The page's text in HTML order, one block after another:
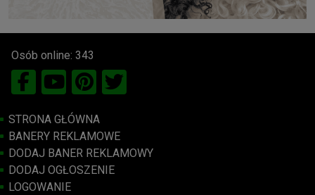
Osób online: 343
STRONA GŁÓWNA
BANERY REKLAMOWE
DODAJ BANER REKLAMOWY
DODAJ OGŁOSZENIE
LOGOWANIE